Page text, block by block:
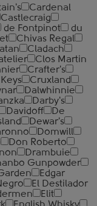
Cardenal
Castlecraig
de Fontpinot
du
Chivas Regal
Cladach
Clos Martin
Crafter's
Cruxland
Dalwhinnie
Darby's
Davidoff
De
Dewar's
Domwill
Don Roberto
Drambuie
Gunpowder
Edgar
El Destilador
Elit